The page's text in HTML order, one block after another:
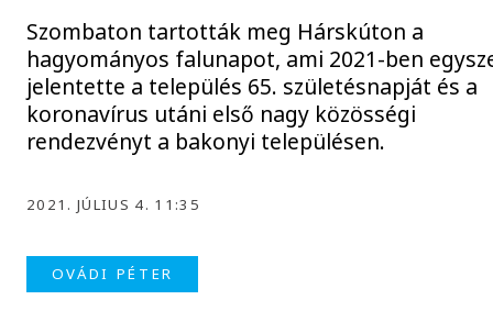
Szombaton tartották meg Hárskúton a
hagyományos falunapot, ami 2021-ben
jelentette a település 65. születésnapját és a
koronavírus utáni első nagy közösségi
rendezvényt a bakonyi településen.
2021. JÚLIUS 4. 11:35
OVÁDI PÉTER